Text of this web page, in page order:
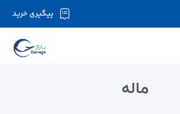
ارتباط با سرور قطع می باشد لطفا
پیگیری خرید
ماله